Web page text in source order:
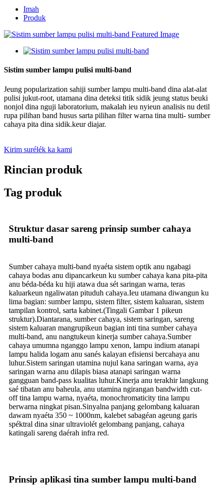
Imah
Produk
Sistim sumber lampu pulisi multi-band
Jeung popularization sahiji sumber lampu multi-band dina alat-alat
pulisi jukut-root, utamana dina deteksi titik sidik jeung status beuki
nonjol dina nguji laboratorium, makalah ieu nyieun analisis nu detil
rupa pilihan band husus sarta pilihan filter warna tina multi- sumber
cahaya pita dina sidik.keur diajar.
Kirim surélék ka kami
Rincian produk
Tag produk
Struktur dasar sareng prinsip sumber cahaya
multi-band
Sumber cahaya multi-band nyaéta sistem optik anu ngabagi
cahaya bodas anu dipancarkeun ku sumber cahaya kana pita-pita
anu béda-béda ku hiji atawa dua sét saringan warna, teras
kaluarkeun ngaliwatan pituduh cahaya.Ieu utamana diwangun ku
lima bagian: sumber lampu, sistem filter, sistem kaluaran, sistem
tampilan kontrol, sarta kabinet.(Tingali Gambar 1 pikeun
struktur).Diantarana, sumber cahaya, sistem saringan, sareng
sistem kaluaran mangrupikeun bagian inti tina sumber cahaya
multi-band, anu nangtukeun kinerja sumber cahaya.Sumber
cahaya umumna nganggo lampu xenon, lampu indium atanapi
lampu halida logam anu sanés kalayan efisiensi bercahaya anu
luhur.Sistem saringan utamina nujul kana saringan warna, aya
saringan warna anu dilapis biasa atanapi saringan warna
gangguan band-pass kualitas luhur.Kinerja anu terakhir langkung
saé tibatan anu baheula, anu utamina ngirangan bandwidth cut-
off tina lampu warna, nyaéta, monochromaticity tina lampu
berwarna ningkat pisan.Sinyalna panjang gelombang kaluaran
dawam nyaéta 350 ~ 1000nm, kalebet sabagéan ageung garis
spéktral dina sinar ultraviolét gelombang panjang, cahaya
katingali sareng daérah infra red.
Prinsip aplikasi tina sumber lampu multi-band